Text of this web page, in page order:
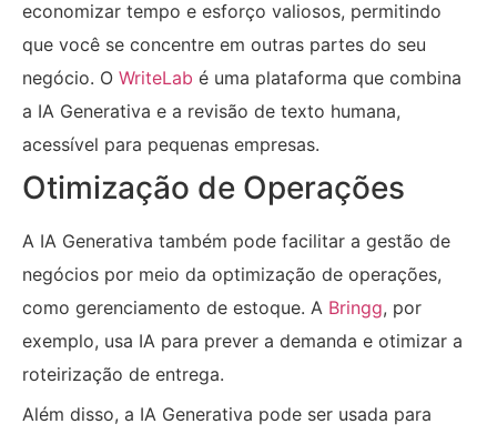
economizar tempo e esforço valiosos, permitindo
que você se concentre em outras partes do seu
negócio. O WriteLab é uma plataforma que combina
a IA Generativa e a revisão de texto humana,
acessível para pequenas empresas.
Otimização de Operações
A IA Generativa também pode facilitar a gestão de
negócios por meio da optimização de operações,
como gerenciamento de estoque. A Bringg, por
exemplo, usa IA para prever a demanda e otimizar a
roteirização de entrega.
Além disso, a IA Generativa pode ser usada para